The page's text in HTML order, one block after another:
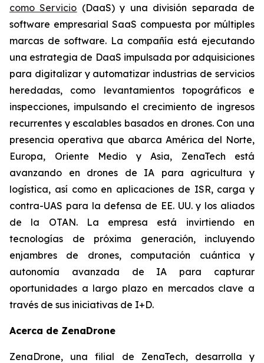
como Servicio (DaaS) y una división separada de
software empresarial SaaS compuesta por múltiples
marcas de software. La compañía está ejecutando
una estrategia de DaaS impulsada por adquisiciones
para digitalizar y automatizar industrias de servicios
heredadas, como levantamientos topográficos e
inspecciones, impulsando el crecimiento de ingresos
recurrentes y escalables basados en drones. Con una
presencia operativa que abarca América del Norte,
Europa, Oriente Medio y Asia, ZenaTech está
avanzando en drones de IA para agricultura y
logística, así como en aplicaciones de ISR, carga y
contra-UAS para la defensa de EE. UU. y los aliados
de la OTAN. La empresa está invirtiendo en
tecnologías de próxima generación, incluyendo
enjambres de drones, computación cuántica y
autonomía avanzada de IA para capturar
oportunidades a largo plazo en mercados clave a
través de sus iniciativas de I+D.
Acerca de ZenaDrone
ZenaDrone, una filial de ZenaTech, desarrolla y